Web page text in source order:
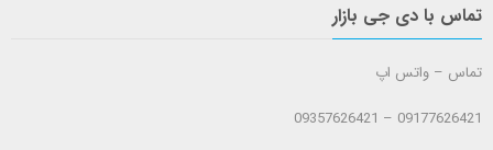
تماس با دی جی بازار
تماس – واتس اپ
09177626421 – 09357626421